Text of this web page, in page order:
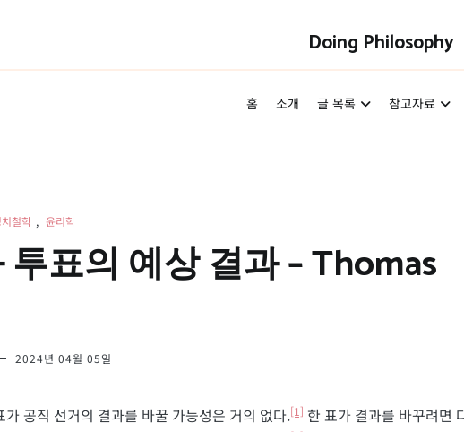
Doing Philosophy
홈 소개 글 목록 참고자료
철학 , 윤리학
표의 예상 결과 – Thomas
2024년 04월 05일
공직 선거의 결과를 바꿀 가능성은 거의 없다.[1] 한 표가 결과를 바꾸려면